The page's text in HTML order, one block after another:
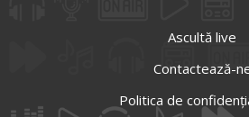
Ascultă live
Contactează-
Politica de